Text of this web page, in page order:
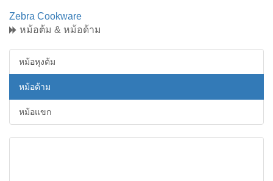
Zebra Cookware
หม้อต้ม & หม้อด้าม
หม้อหุงต้ม
หม้อด้าม
หม้อแขก